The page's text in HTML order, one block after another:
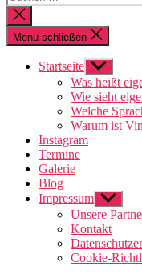
nach:
Suche
schließen
Menü schließen
Startseite Untermenü
anzeigen
Was heißt
Wie sieht
Welche
Warum ist
Instagram
Termine
Galerie
Blog
Impressum
anzeigen
Unsere
Kontakt
Cookie-